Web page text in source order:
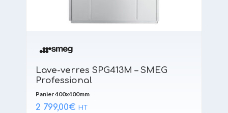
Lave-verres SPG413M – SMEG
Professional
Panier 400x400mm
2 799,00€ HT